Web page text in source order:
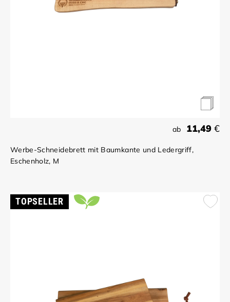
ab 11,49 €
Werbe-Schneidebrett mit Baumkante und Ledergriff,
Eschenholz, M
TOPSELLER